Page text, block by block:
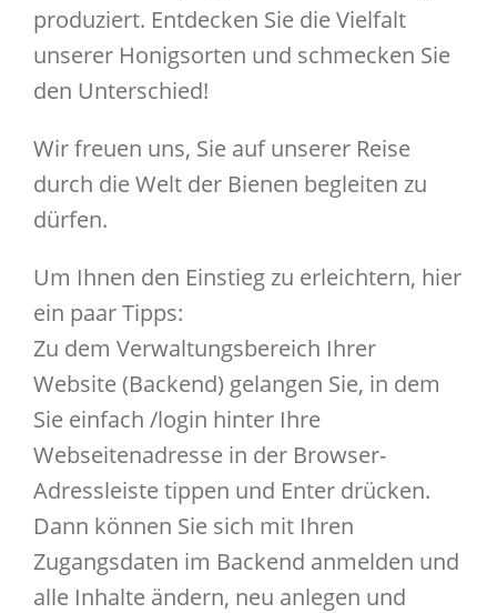
produziert. Entdecken Sie die Vielfalt
unserer Honigsorten und schmecken Sie
den Unterschied!
Wir freuen uns, Sie auf unserer Reise
durch die Welt der Bienen begleiten zu
dürfen.
Um Ihnen den Einstieg zu erleichtern, hier
ein paar Tipps:
Zu dem Verwaltungsbereich Ihrer
Website (Backend) gelangen Sie, in dem
Sie einfach /login hinter Ihre
Webseitenadresse in der Browser-
Adressleiste tippen und Enter drücken.
Dann können Sie sich mit Ihren
Zugangsdaten im Backend anmelden und
alle Inhalte ändern, neu anlegen und